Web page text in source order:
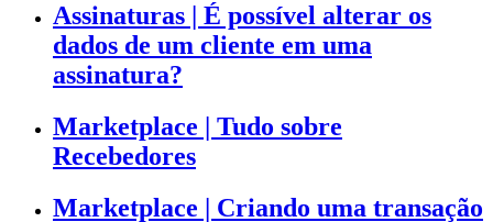
Assinaturas | É possível alterar os
dados de um cliente em uma
assinatura?
Marketplace | Tudo sobre
Recebedores
Marketplace | Criando uma transação